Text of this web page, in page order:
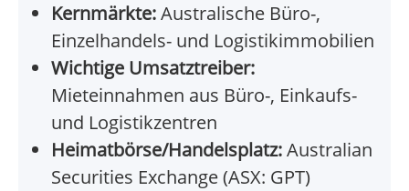
Kernmärkte:Australische Büro-,
Einzelhandels- und Logistikimmobilien
Wichtige Umsatztreiber:
Mieteinnahmen aus Büro-, Einkaufs-
und Logistikzentren
Heimatbörse/Handelsplatz:Australian
Securities Exchange (ASX: GPT)